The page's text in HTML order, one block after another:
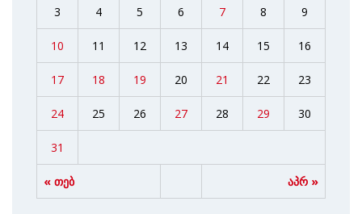
« თებ აპრ »
3 4 5 6 7 8 9
10 11 12 13 14 15 16
17 18 19 20 21 22 23
24 25 26 27 28 29 30
31